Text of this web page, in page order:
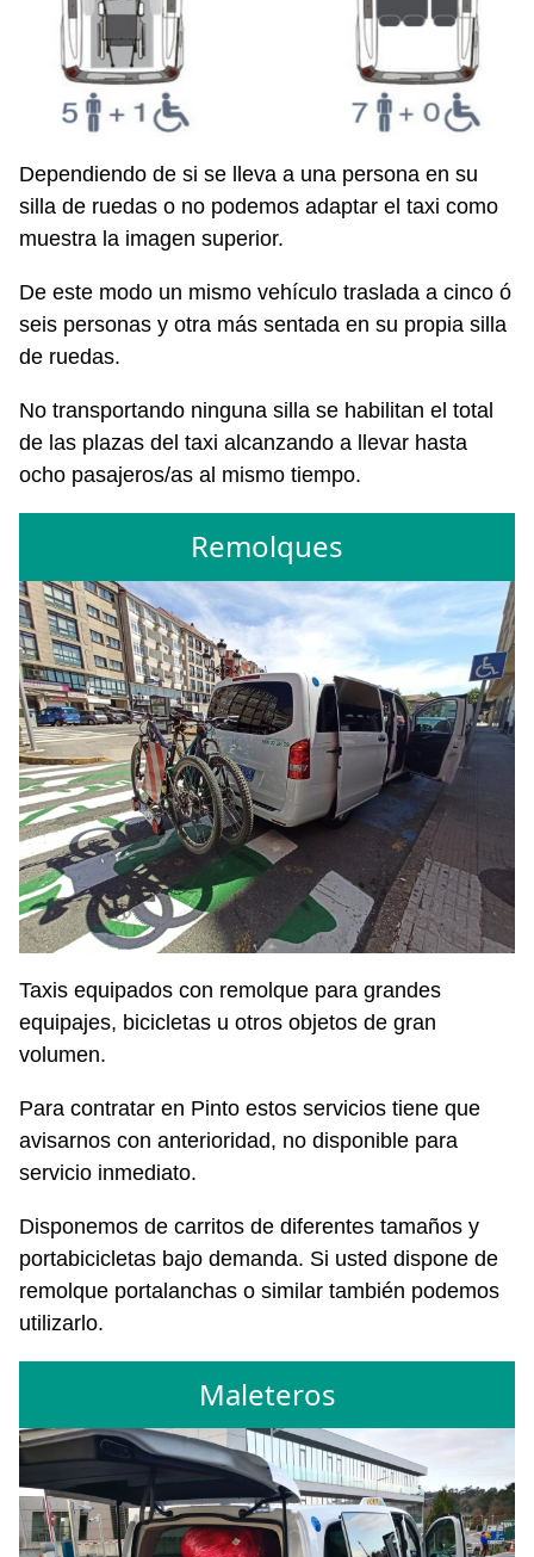
Dependiendo de si se lleva a una persona en su
silla de ruedas o no podemos adaptar el taxi como
muestra la imagen superior.
De este modo un mismo vehículo traslada a cinco ó
seis personas y otra más sentada en su propia silla
de ruedas.
No transportando ninguna silla se habilitan el total
de las plazas del taxi alcanzando a llevar hasta
ocho pasajeros/as al mismo tiempo.
Remolques
Taxis equipados con remolque para grandes
equipajes, bicicletas u otros objetos de gran
volumen.
Para contratar en Pinto estos servicios tiene que
avisarnos con anterioridad, no disponible para
servicio inmediato.
Disponemos de carritos de diferentes tamaños y
portabicicletas bajo demanda. Si usted dispone de
remolque portalanchas o similar también podemos
utilizarlo.
Maleteros